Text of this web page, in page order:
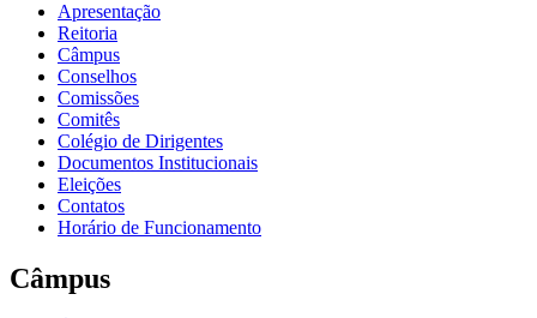
Apresentação
Reitoria
Câmpus
Conselhos
Comissões
Comitês
Colégio de Dirigentes
Documentos Institucionais
Eleições
Contatos
Horário de Funcionamento
Câmpus